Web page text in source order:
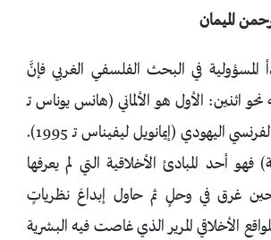
الميمان
المسؤولية في البحث الفلسفي الغربي فإنَّ
اثنين: الأول هو الألماني (هانس يوناس تـ
1993) والآخر هو الفرنسي اليهودي (إيمانويل ليفيناس تـ 1995).
فهو أحد المبادئ الأخلاقية التي لم يعرفها
حين غرق في وحلٍ ثم حاول إبداعَ نظرياتٍ
الأخلاقي المرير الذي غاصت فيه البشرية